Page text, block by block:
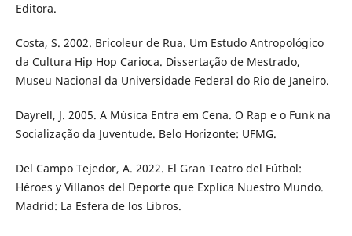
Editora.
Costa, S. 2002. Bricoleur de Rua. Um Estudo Antropológico
da Cultura Hip Hop Carioca. Dissertação de Mestrado,
Museu Nacional da Universidade Federal do Rio de Janeiro.
Dayrell, J. 2005. A Música Entra em Cena. O Rap e o Funk na
Socialização da Juventude. Belo Horizonte: UFMG.
Del Campo Tejedor, A. 2022. El Gran Teatro del Fútbol:
Héroes y Villanos del Deporte que Explica Nuestro Mundo.
Madrid: La Esfera de los Libros.